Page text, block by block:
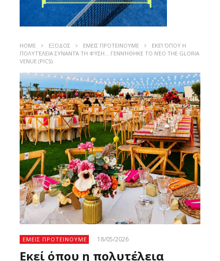
HOME ΕΞΟΔΟΣ ΕΜΕΙΣ ΠΡΟΤΕΙΝΟΥΜΕ
ΕΚΕΊ ΌΠΟΥ Η
ΠΟΛΥΤΈΛΕΙΑ ΣΥΝΑΝΤΆ ΤΗ ΦΎΣΗ… ΓΕΝΝΉΘΗΚΕ ΤΟ ΝΈΟ THE GLORIA
VENUE (PICS)
ΕΜΕΙΣ ΠΡΟΤΕΙΝΟΥΜΕ 18/05/2026
Εκεί όπου η πολυτέλεια